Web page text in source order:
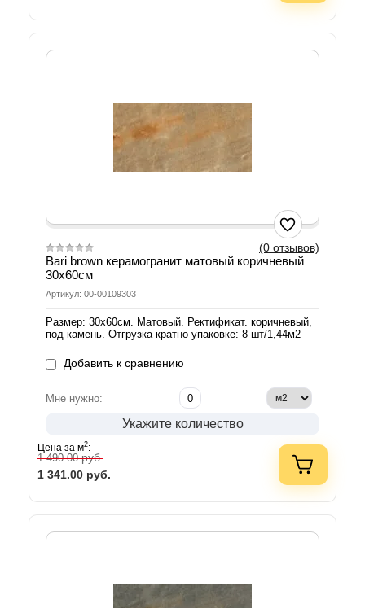
(0 отзывов)
Bari brown керамогранит матовый коричневый
30х60см
Артикул: 00-00109303
Размер: 30х60см. Матовый. Ректификат. коричневый,
под камень. Отгрузка кратно упаковке: 8 шт/1,44м2
Добавить к сравнению
Мне нужно:
Укажите количество
Цена за м2:
1 490.00руб.
1 341.00 руб.